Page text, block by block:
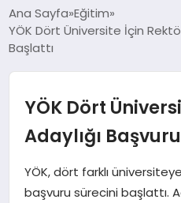
GÜNDEM
EKONOMI
SPOR
MAGAZIN
Ana Sayfa Eğitim
YÖK Dört Üniversite İçin Rektör
Başlattı
YÖK Dört
Adaylığı
YÖK, dört farklı
başvuru sürecini başlattı.